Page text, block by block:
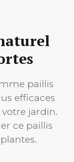
paillis
efficaces
jardin.
ce paillis